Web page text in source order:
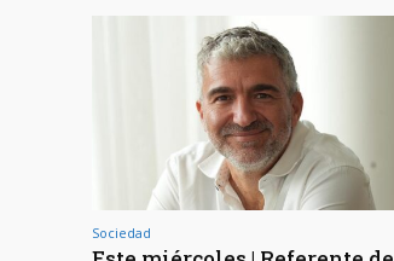
Sociedad